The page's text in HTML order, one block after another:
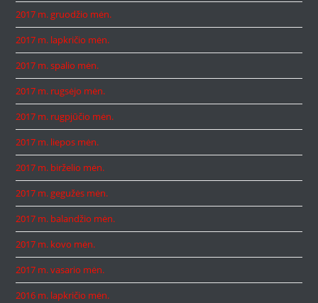
2017 m. gruodžio mėn.
2017 m. lapkričio mėn.
2017 m. spalio mėn.
2017 m. rugsėjo mėn.
2017 m. rugpjūčio mėn.
2017 m. liepos mėn.
2017 m. birželio mėn.
2017 m. gegužės mėn.
2017 m. balandžio mėn.
2017 m. kovo mėn.
2017 m. vasario mėn.
2016 m. lapkričio mėn.